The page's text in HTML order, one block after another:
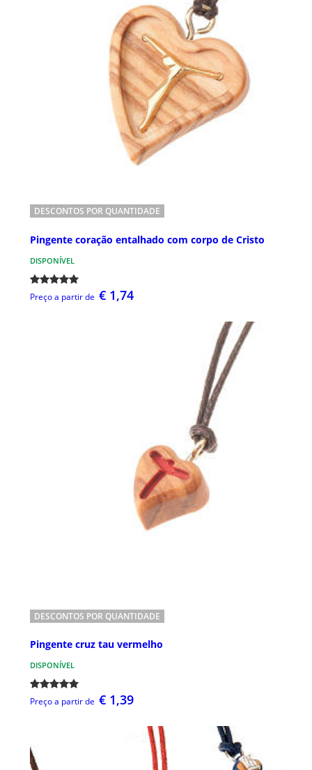
DESCONTOS POR QUANTIDADE
Pingente coração entalhado com corpo de Cristo
DISPONÍVEL
Preço a partir de € 1,74
DESCONTOS POR QUANTIDADE
Pingente cruz tau vermelho
DISPONÍVEL
Preço a partir de € 1,39